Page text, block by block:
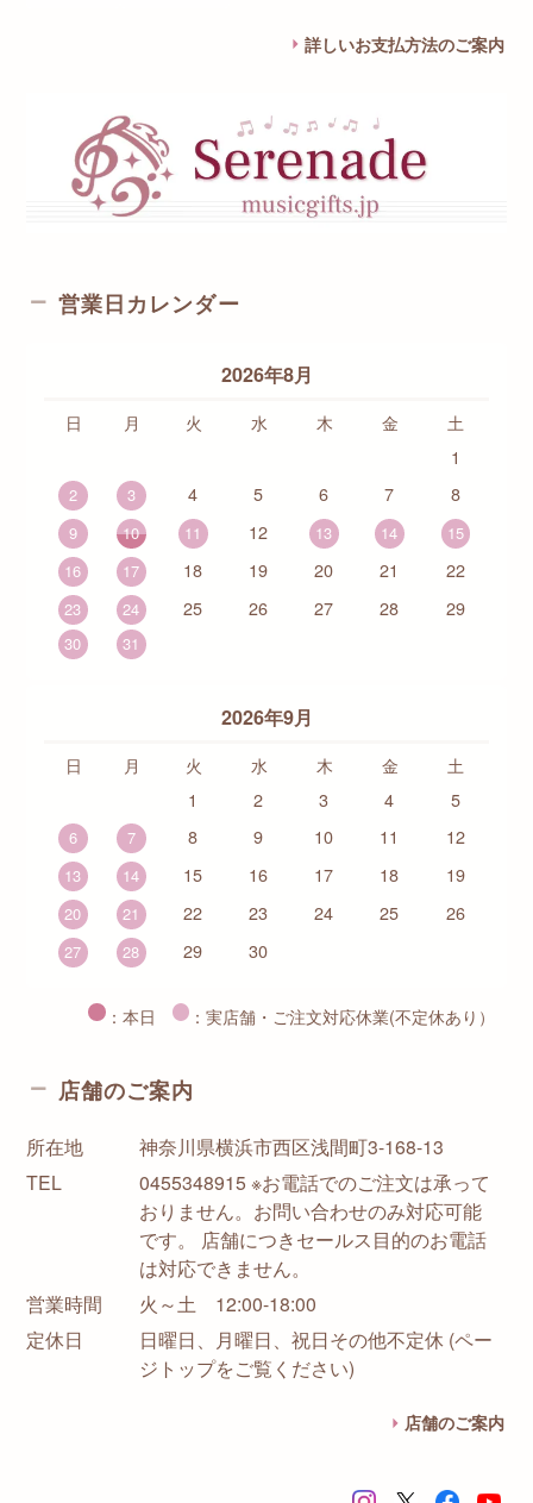
詳しいお支払方法のご案内
営業日カレンダー
2026年8月
日 月 火 水 木 金
土
1
2 3 4 5 6 7 8
9 10 11 12 13 14
15
16
17 18 19 20 21 22
23 24 25 26 27 28 29
30 31
2026年9月
日 月 火 水 木 金
土
1
2 3 4 5
6 7 8 9 10 11 12
13 14 15 16 17 18 19
20 21 22 23 24 25 26
27 28 29 30
：本日 ：実店舗・ご注文対応休業(不定休あり）
店舗のご案内
所在地
神奈川県横浜市西区浅間町3-168-13
TEL
0455348915 ※お電話でのご注文は承って
おりません。お問い合わせのみ対応可能
です。 店舗につきセールス目的のお電話
は対応できません。
営業時間
火～土 12:00-18:00
定休日
日曜日、月曜日、祝日その他不定休 (ペー
ジトップをご覧ください)
店舗のご案内